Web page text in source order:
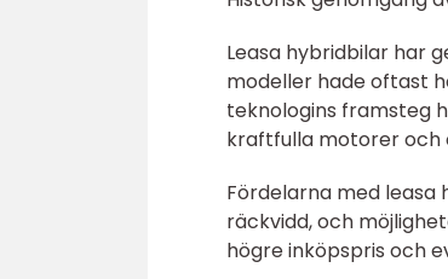
Leasa hybridbilar har
modeller hade oftast
teknologins framsteg
kraftfulla motorer och
Fördelarna med leasa
räckvidd, och
högre inköpspris och